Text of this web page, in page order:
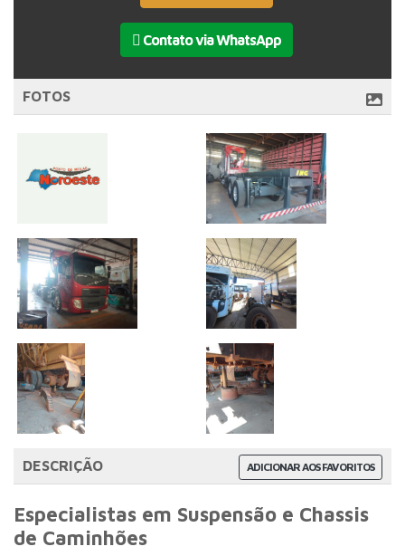
Contato via WhatsApp
FOTOS
ADICIONAR AOS FAVORITOS
DESCRIÇÃO
Especialistas em Suspensão e Chassis
de Caminhões